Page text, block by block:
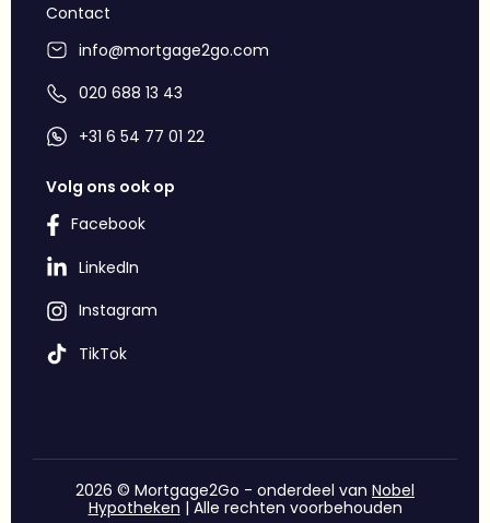
Contact
info@mortgage2go.com
020 688 13 43
+31 6 54 77 01 22
Volg ons ook op
Facebook
LinkedIn
Instagram
TikTok
2026 © Mortgage2Go - onderdeel van Nobel
Hypotheken | Alle rechten voorbehouden